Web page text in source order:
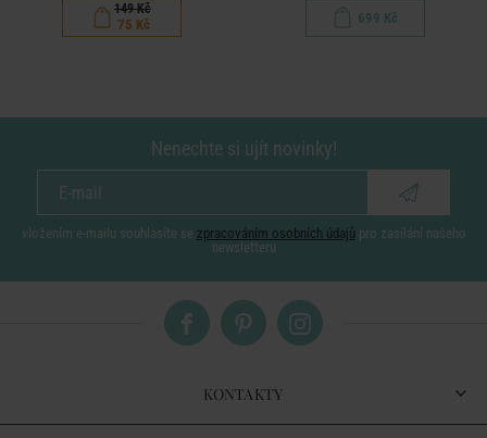
149 Kč
75 Kč 699 Kč
Nenechte si ujít novinky!
vložením e-mailu souhlasíte se zpracováním osobních údajů pro zasílání našeho
newsletteru
KONTAKTY